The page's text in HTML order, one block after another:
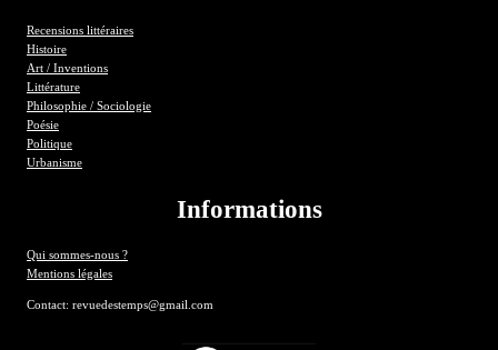
Recensions littéraires
Histoire
Art / Inventions
Littérature
Philosophie / Sociologie
Poésie
Politique
Urbanisme
Informations
Qui sommes-nous ?
Mentions légales
Contact: revuedestemps@gmail.com